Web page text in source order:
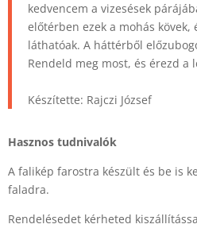
kedvencem a vizesések
előtérben ezek a mohás
láthatóak. A háttérből
Rendeld meg most, és érezd a
Készítette: Rajczi József
Hasznos tudnivalók
A falikép farostra készült és be is
faladra.
Rendelésedet kérheted